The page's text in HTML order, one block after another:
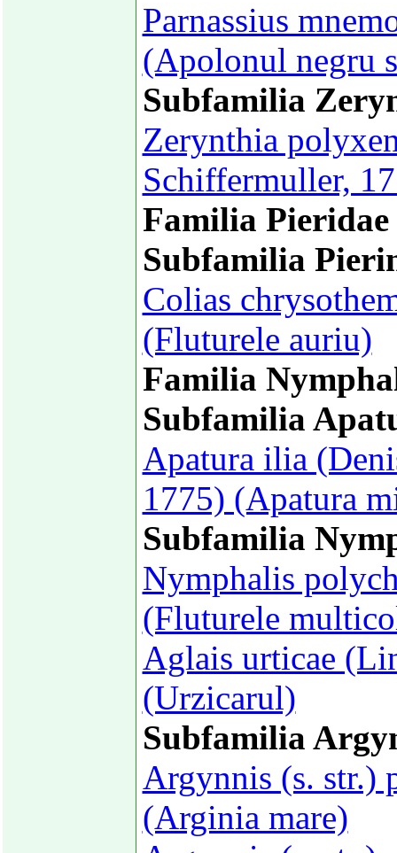
Parnassius
(Apolonul negru
Subfamilia
Zerynthia
Schiffermuller,
Familia Pieridae
Subfamilia
Colias
(Fluturele auriu)
Familia
Subfamilia
Apatura ilia
1775) (Apatura
Subfamilia
Nymphalis
(Fluturele
Aglais urticae
(Urzicarul)
Subfamilia
Argynnis (s. str.)
(Arginia mare)